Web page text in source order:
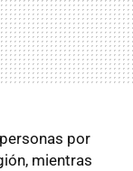
por
mientras